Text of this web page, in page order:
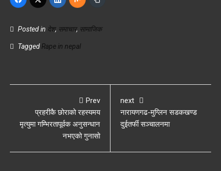
Posted in देश, समाचार, सामाजिक
Tagged Rape in nepal
Prev
प्रहरीकै छोराको रहस्यमय
मृत्युमा गम्भिरतापूर्वक अनुसन्धान
नभएको गुनासो
next
नारायणगढ-मुग्लिन सडकखण्ड
दुईतर्फी सञ्चालनमा